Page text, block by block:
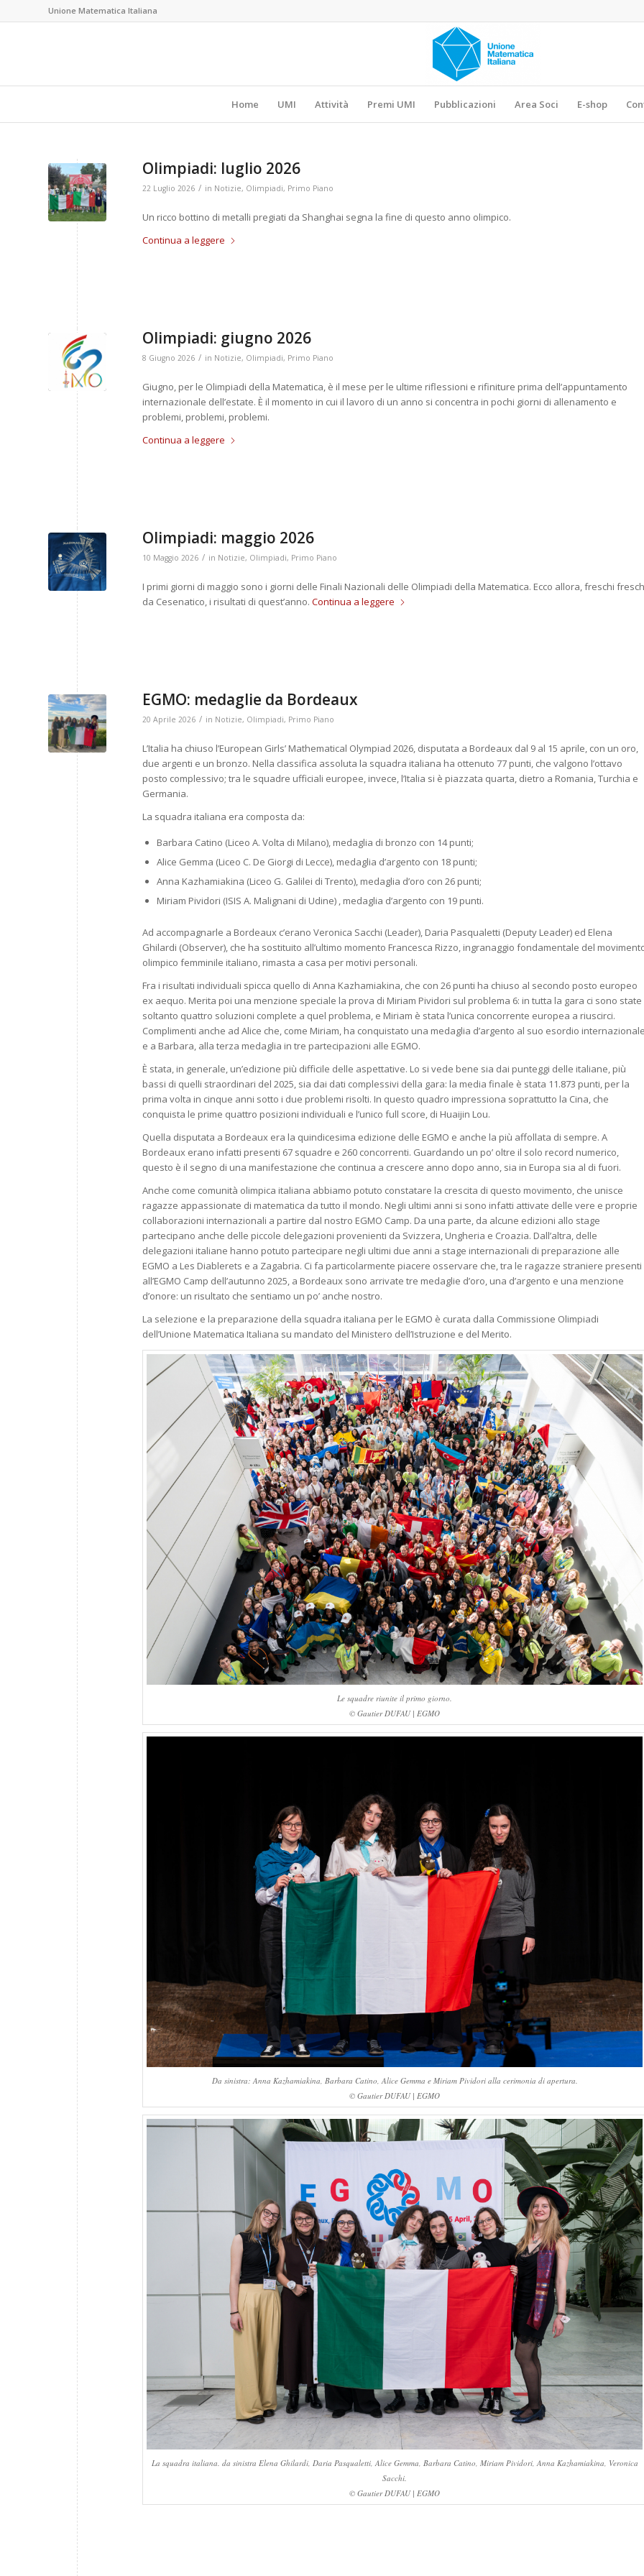
Unione Matematica Italiana
Home UMI Attività Premi UMI Pubblicazioni Area Soci E-shop
Olimpiadi: luglio 2026
22 Luglio 2026 / in Notizie, Olimpiadi, Primo Piano
Un ricco bottino di metalli pregiati da Shanghai segna la fine di questo anno olimpico.
Continua a leggere
Olimpiadi: giugno 2026
8 Giugno 2026 / in Notizie, Olimpiadi, Primo Piano
Giugno, per le Olimpiadi della Matematica, è il mese per le ultime riflessioni e rifiniture prima dell’appuntamento
internazionale dell’estate. È il momento in cui il lavoro di un anno si concentra in pochi giorni di allenamento e
problemi, problemi, problemi.
Continua a leggere
Olimpiadi: maggio 2026
10 Maggio 2026 / in Notizie, Olimpiadi, Primo Piano
I primi giorni di maggio sono i giorni delle Finali Nazionali delle Olimpiadi della Matematica. Ecco allora, freschi
da Cesenatico, i risultati di quest’anno. Continua a leggere
EGMO: medaglie da Bordeaux
20 Aprile 2026 / in Notizie, Olimpiadi, Primo Piano
L’Italia ha chiuso l’European Girls’ Mathematical Olympiad 2026, disputata a Bordeaux dal 9 al 15 aprile, con un oro,
due argenti e un bronzo. Nella classifica assoluta la squadra italiana ha ottenuto 77 punti, che valgono l’ottavo
posto complessivo; tra le squadre ufficiali europee, invece, l’Italia si è piazzata quarta, dietro a Romania, Turchia e
Germania.
La squadra italiana era composta da:
Barbara Catino (Liceo A. Volta di Milano), medaglia di bronzo con 14 punti;
Alice Gemma (Liceo C. De Giorgi di Lecce), medaglia d’argento con 18 punti;
Anna Kazhamiakina (Liceo G. Galilei di Trento), medaglia d’oro con 26 punti;
Miriam Pividori (ISIS A. Malignani di Udine) , medaglia d’argento con 19 punti.
Ad accompagnarle a Bordeaux c’erano Veronica Sacchi (Leader), Daria Pasqualetti (Deputy Leader) ed Elena
Ghilardi (Observer), che ha sostituito all’ultimo momento Francesca Rizzo, ingranaggio fondamentale del
olimpico femminile italiano, rimasta a casa per motivi personali.
Fra i risultati individuali spicca quello di Anna Kazhamiakina, che con 26 punti ha chiuso al secondo posto europeo
ex aequo. Merita poi una menzione speciale la prova di Miriam Pividori sul problema 6: in tutta la gara ci sono state
soltanto quattro soluzioni complete a quel problema, e Miriam è stata l’unica concorrente europea a riuscirci.
Complimenti anche ad Alice che, come Miriam, ha conquistato una medaglia d’argento al suo esordio
e a Barbara, alla terza medaglia in tre partecipazioni alle EGMO.
È stata, in generale, un’edizione più difficile delle aspettative. Lo si vede bene sia dai punteggi delle italiane, più
bassi di quelli straordinari del 2025, sia dai dati complessivi della gara: la media finale è stata 11.873 punti, per la
prima volta in cinque anni sotto i due problemi risolti. In questo quadro impressiona soprattutto la Cina, che
conquista le prime quattro posizioni individuali e l’unico full score, di Huaijin Lou.
Quella disputata a Bordeaux era la quindicesima edizione delle EGMO e anche la più affollata di sempre. A
Bordeaux erano infatti presenti 67 squadre e 260 concorrenti. Guardando un po’ oltre il solo record numerico,
questo è il segno di una manifestazione che continua a crescere anno dopo anno, sia in Europa sia al di fuori.
Anche come comunità olimpica italiana abbiamo potuto constatare la crescita di questo movimento, che unisce
ragazze appassionate di matematica da tutto il mondo. Negli ultimi anni si sono infatti attivate delle vere e proprie
collaborazioni internazionali a partire dal nostro EGMO Camp. Da una parte, da alcune edizioni allo stage
partecipano anche delle piccole delegazioni provenienti da Svizzera, Ungheria e Croazia. Dall’altra, delle
delegazioni italiane hanno potuto partecipare negli ultimi due anni a stage internazionali di preparazione alle
EGMO a Les Diablerets e a Zagabria. Ci fa particolarmente piacere osservare che, tra le ragazze straniere presenti
all’EGMO Camp dell’autunno 2025, a Bordeaux sono arrivate tre medaglie d’oro, una d’argento e una menzione
d’onore: un risultato che sentiamo un po’ anche nostro.
La selezione e la preparazione della squadra italiana per le EGMO è curata dalla Commissione Olimpiadi
dell’Unione Matematica Italiana su mandato del Ministero dell’Istruzione e del Merito.
Le squadre riunite il primo giorno.
© Gautier DUFAU | EGMO
Da sinistra: Anna Kazhamiakina, Barbara Catino, Alice Gemma e Miriam Pividori alla cerimonia di apertura.
© Gautier DUFAU | EGMO
La squadra italiana. da sinistra Elena Ghilardi, Daria Pasqualetti, Alice Gemma, Barbara Catino, Miriam Pividori, Anna Kazhamiakina, Veronica
Sacchi.
© Gautier DUFAU | EGMO